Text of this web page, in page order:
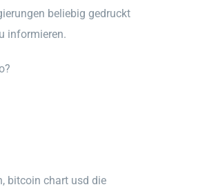
beliebig gedruckt
informieren.
bitcoin chart usd die